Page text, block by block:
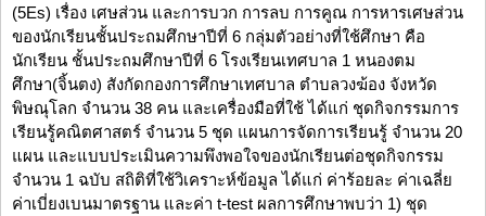
(5Es) เรื่อง เศษส่วน และการบวก การลบ การคูณ การหารเศษส่วน
ของนักเรียนชั้นประถมศึกษาปีที่ 6 กลุ่มตัวอย่างที่ใช้ศึกษา คือ
นักเรียน ชั้นประถมศึกษาปีที่ 6 โรงเรียนเทศบาล 1 หนองตม
ศึกษา(จิ้นตง) สังกัดกองการศึกษาเทศบาล ตำบลวงฆ้อง จังหวัด
พิษณุโลก จำนวน 38 คน และเครื่องมือที่ใช้ ได้แก่ ชุดกิจกรรมการ
เรียนรู้คณิตศาสตร์ จำนวน 5 ชุด แผนการจัดการเรียนรู้ จำนวน 20
แผน และแบบประเมินความพึงพอใจของนักเรียนต่อชุดกิจกรรม
จำนวน 1 ฉบับ สถิติที่ใช้วิเคราะห์ข้อมูล ได้แก่ ค่าร้อยละ ค่าเฉลี่ย
ค่าเบี่ยงเบนมาตรฐาน และค่า t-test ผลการศึกษาพบว่า 1) ชุด